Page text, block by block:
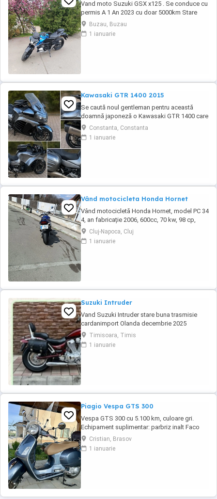
Vand moto Suzuki GSX x125 . Se conduce cu
permis A 1 An 2023 cu doar 5000km Stare
impecabila , fara cazaturi ITP valabil pana in
noiembrie 2027 Revizii si schimb de ulei in
service autorizat
Buzau, Buzau
1 ianuarie
Kawasaki GTR 1400 2015
Se caută noul gentleman pentru această
doamnă japoneză o Kawasaki GTR 1400 care
încă întoarce priviri și iubește kilometrii. A fost
răsfățată, întreținută la timp și tratată cu
respect. O dau doar cuiva care va avea grijă
Constanta, Constanta
1 ianuarie
Vând motocicleta Honda Hornet
Vând motocicletă Honda Hornet, model PC 34
4, an fabricație 2006, 600cc, 70 kw, 98 cp,
inspecție tehnică valabilă până în august 2027
. Preț 1900 euro
Cluj-Napoca, Cluj
1 ianuarie
Suzuki Intruder
Vand Suzuki Intruder stare buna trasmisie
cardanimport Olanda decembrie 2025
inmatriculat RO IN FEBRUARIE Nu raspund la
mesaje.Schimb cu ATV plus sau minus
diferenta
Timisoara, Timis
1 ianuarie
Piagio Vespa GTS 300
Vespa GTS 300 cu 5.100 km, culoare gri.
Echipament suplimentar: parbriz inalt Faco
(montat 2026), geanta portbagaj Classic;
prelungitor scarite pasager; suspensie fata
Bitubo si frane fata spate Frando; incarcare
Cristian, Brasov
1 ianuarie